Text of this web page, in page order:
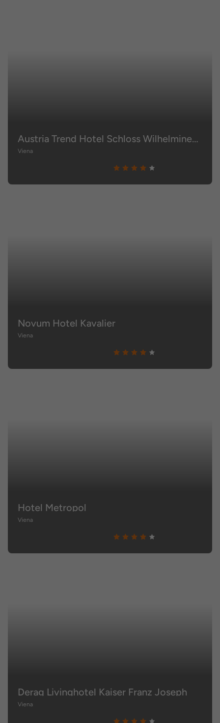
Austria Trend Hotel Schloss Wilhelminenberg
Viena
Novum Hotel Kavalier
Viena
Hotel Metropol
Viena
Derag Livinghotel Kaiser Franz Joseph
Viena